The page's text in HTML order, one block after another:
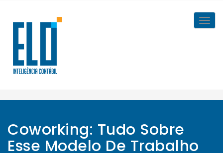
content
Coworking: Tudo Sobre
Esse Modelo De Trabalho